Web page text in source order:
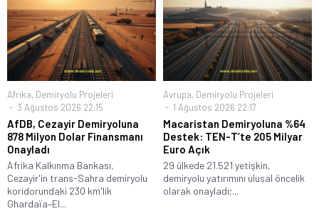
Afrika, Demiryolu Projeleri
3 Ağustos 2026 22:15
AfDB, Cezayir Demiryoluna
878 Milyon Dolar Finansmanı
Onayladı
Afrika Kalkınma Bankası,
Cezayir'in trans-Sahra demiryolu
koridorundaki 230 km'lik
Ghardaïa–El...
Avrupa, Demiryolu Projeleri
1 Ağustos 2026 22:17
Macaristan Demiryoluna %64
Destek: TEN-T’te 205 Milyar
Euro Açık
29 ülkede 21.521 yetişkin,
demiryolu yatırımını ulusal öncelik
olarak onayladı;...